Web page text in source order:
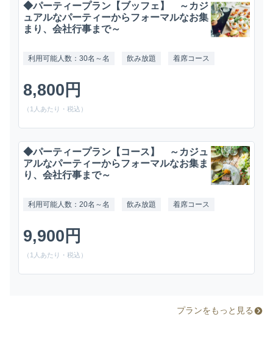
◆パーティープラン【ブッフェ】 ～カジ
ュアルなパーティーからフォーマルなお集
まり、会社行事まで～
利用可能人数：30名～名 飲み放題 着席コース
8,800円
（1人あたり・税込）
◆パーティープラン【コース】 ～カジュ
アルなパーティーからフォーマルなお集ま
り、会社行事まで～
利用可能人数：20名～名 飲み放題 着席コース
9,900円
（1人あたり・税込）
プランをもっと見る